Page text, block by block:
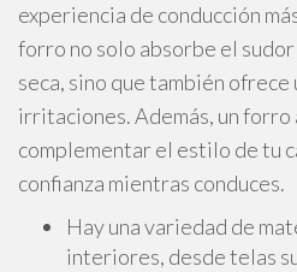
experiencia de conducción
forro no solo absorbe el
seca, sino que también
irritaciones. Además, un
complementar el estilo de tu
confianza mientras conduces.
Hay una variedad de
interiores, desde telas